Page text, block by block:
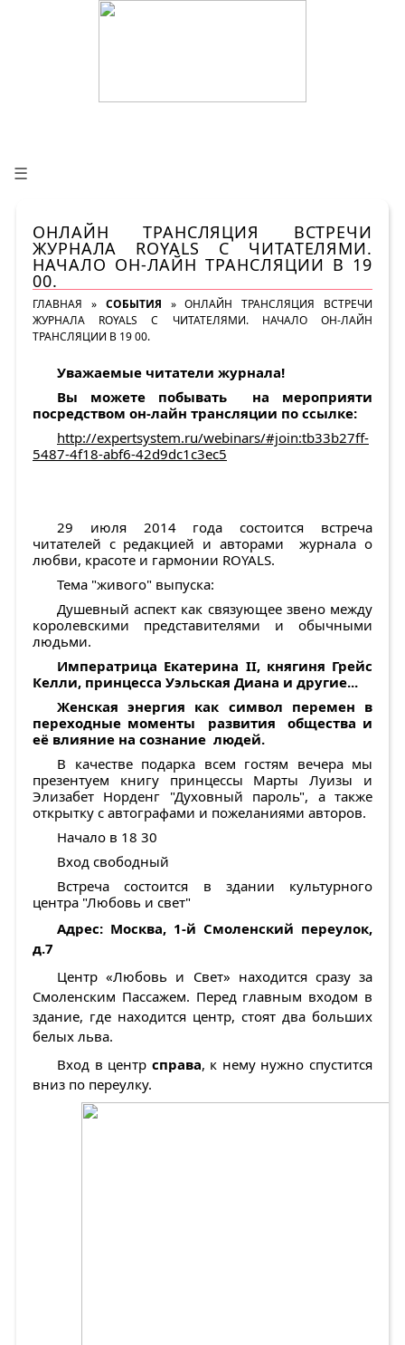
☰
ОНЛАЙН ТРАНСЛЯЦИЯ ВСТРЕЧИ
ЖУРНАЛА ROYALS С ЧИТАТЕЛЯМИ.
НАЧАЛО ОН-ЛАЙН ТРАНСЛЯЦИИ В 19
00.
ГЛАВНАЯ » СОБЫТИЯ »ОНЛАЙН ТРАНСЛЯЦИЯ ВСТРЕЧИ
ЖУРНАЛА ROYALS С ЧИТАТЕЛЯМИ. НАЧАЛО ОН-ЛАЙН
ТРАНСЛЯЦИИ В 19 00.
Уважаемые читатели журнала!
Вы можете побывать на мероприяти
посредством он-лайн трансляции по ссылке:
http://expertsystem.ru/webinars/#join:tb33b27ff-
5487-4f18-abf6-42d9dc1c3ec5
29 июля 2014 года состоится встреча
читателей с редакцией и авторами журнала о
любви, красоте и гармонии ROYALS.
Тема "живого" выпуска:
Душевный аспект как связующее звено между
королевскими представителями и обычными
людьми.
Императрица Екатерина II, княгиня Грейс
Келли, принцесса Уэльская Диана и другие...
Женская энергия как символ перемен в
переходные моменты развития общества и
её влияние на сознание людей.
В качестве подарка всем гостям вечера мы
презентуем книгу принцессы Марты Луизы и
Элизабет Норденг "Духовный пароль", а также
открытку с автографами и пожеланиями авторов.
Начало в 18 30
Вход свободный
Встреча состоится в здании культурного
центра "Любовь и свет"
Адрес: Москва, 1-й Смоленский переулок,
д.7
Центр «Любовь и Свет» находится сразу за
Смоленским Пассажем. Перед главным входом в
здание, где находится центр, стоят два больших
белых льва.
Вход в центр справа, к нему нужно спустится
вниз по переулку.